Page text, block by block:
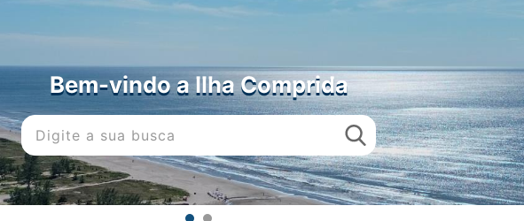
Bem-vindo a Ilha Comprida